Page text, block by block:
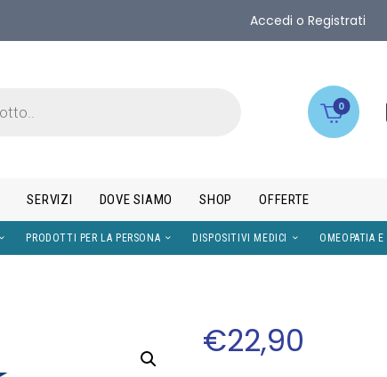
Accedi o Registrati
0
SERVIZI DOVE SIAMO SHOP OFFERTE
€22,90